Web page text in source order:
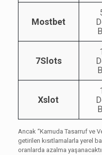
Mostbet
7Slots
Xslot
Ancak “Kamuda Tasarruf ve
getirilen kısıtlamalarla yerel
oranlarda azalma